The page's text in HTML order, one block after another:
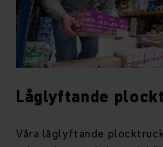
Låglyftande
Våra låglyftande